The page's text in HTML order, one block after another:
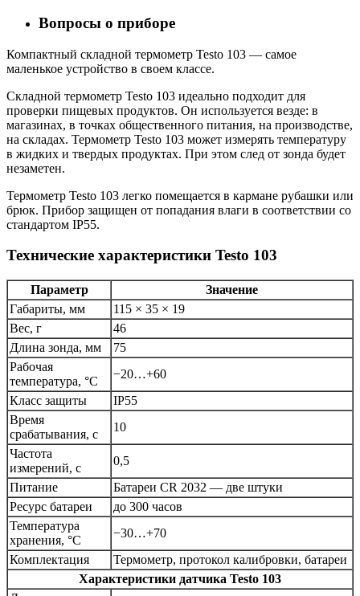
Вопросы о приборе
Компактный складной термометр Testo 103 — самое
маленькое устройство в своем классе.
Складной термометр Testo 103 идеально подходит для
проверки пищевых продуктов. Он используется везде: в
магазинах, в точках общественного питания, на производстве,
на складах. Термометр Testo 103 может измерять температуру
в жидких и твердых продуктах. При этом след от зонда будет
незаметен.
Термометр Testo 103 легко помещается в кармане рубашки или
брюк. Прибор защищен от попадания влаги в соответствии со
стандартом IP55.
Технические характеристики Testo 103
Параметр
Значение
Габариты, мм
115 × 35 × 19
Вес, г
46
Длина зонда, мм
75
Рабочая
температура, °C
−20…+60
Класс защиты
IP55
Время
срабатывания, с
10
Частота
измерений, с
0,5
Питание
Батареи CR 2032 — две штуки
Ресурс батареи
до 300 часов
Температура
хранения, °C
−30…+70
Комплектация
Термометр, протокол калибровки, батареи
Характеристики датчика Testo 103